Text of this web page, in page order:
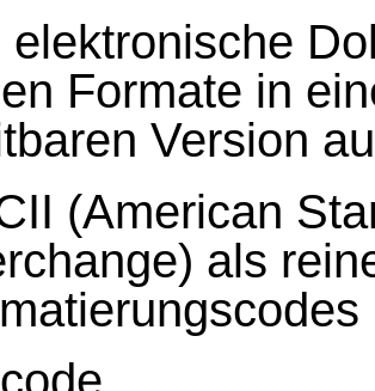
elektronische
Formate in
Version
(American
als